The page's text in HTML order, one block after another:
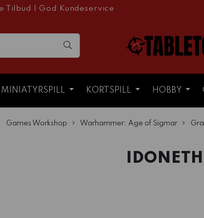
Tilbud God Kundeservice
MINIATYRSPILL KORTSPILL HOBBY
Games Workshop Warhammer: Age of Sigmar